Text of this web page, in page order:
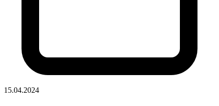
15.04.2024